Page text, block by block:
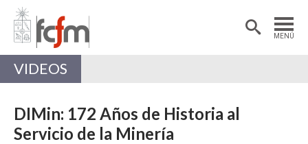
MENÚ
Estudiantes
Académicas/os
VIDEOS
DIMin: 172 Años de Historia al
Servicio de la Minería